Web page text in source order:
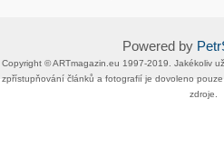
Powered by
Copyright ©​ ​​ARTmagazin.eu ​1997-2019​.​ Jakékoliv
zpřístupňování článků a fotografií je dovoleno
zdroje.